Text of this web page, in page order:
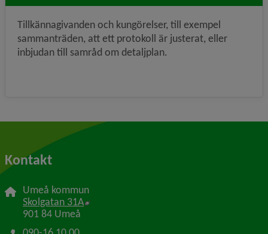
Tillkännagivanden och kungörelser, till exempel
sammanträden, att ett protokoll är justerat, eller
inbjudan till samråd om detaljplan.
Kontakt
Umeå kommun
Skolgatan 31A Länk till annan webbplats, öppnas i nytt
901 84 Umeå